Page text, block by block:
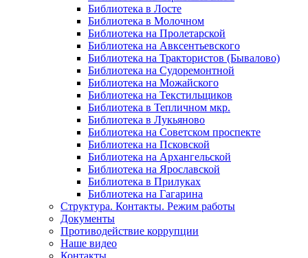
Библиотека в Лосте
Библиотека в Молочном
Библиотека на Пролетарской
Библиотека на Авксентьевского
Библиотека на Трактористов (Бывалово)
Библиотека на Судоремонтной
Библиотека на Можайского
Библиотека на Текстильщиков
Библиотека в Тепличном мкр.
Библиотека в Лукьяново
Библиотека на Советском проспекте
Библиотека на Псковской
Библиотека на Архангельской
Библиотека на Ярославской
Библиотека в Прилуках
Библиотека на Гагарина
Структура. Контакты. Режим работы
Документы
Противодействие коррупции
Наше видео
Контакты